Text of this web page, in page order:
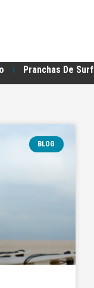
Pranchas De Surf
BLOG